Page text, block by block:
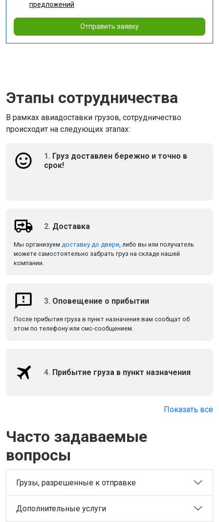
предложений
Отправить заявку
Этапы сотрудничества
В рамках авиадоставки грузов, сотрудничество
происходит на следующих этапах:
1. Груз доставлен бережно и точно в
срок!
2. Доставка
Мы организуем доставку до двери, либо вы или получатель
можете самостоятельно забрать груз на складе нашей
компании.
3. Оповещение о прибытии
После прибытия груза в пункт назначения вам сообщат об
этом по телефону или смс-сообщением.
4. Прибытие груза в пункт назначения
Показать все
Часто задаваемые
вопросы
Грузы, разрешенные к отправке
Дополнительные услуги